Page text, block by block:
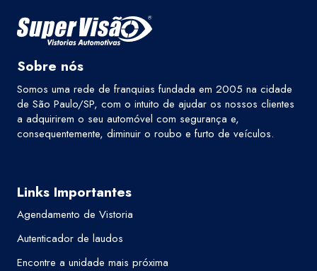
Sobre nós
Somos uma rede de franquias fundada em 2005 na cidade
de São Paulo/SP, com o intuito de ajudar os nossos clientes
a adquirirem o seu automóvel com segurança e,
consequentemente, diminuir o roubo e furto de veículos.
Links Importantes
Agendamento de Vistoria
Autenticador de laudos
Encontre a unidade mais próxima